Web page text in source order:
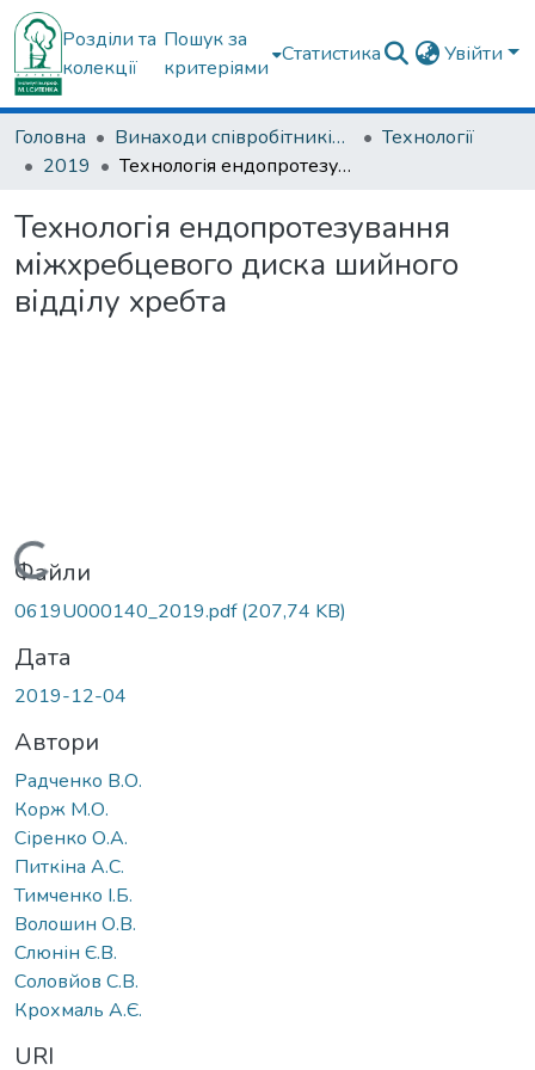
Розділи та
колекції
Пошук за
критеріями
Статистика Увійти
Головна Винаходи співробітників ДУ "ІПХС ім. проф. М.І. Ситенка"
Технології
2019
Технологія ендопротезування міжхребцевого диска шийного відділу хребта
Технологія ендопротезування
міжхребцевого диска шийного
відділу хребта
Вантажиться...
Файли
0619U000140_2019.pdf(207,74 KB)
Дата
2019-12-04
Автори
Радченко В.О.
Корж М.О.
Сіренко О.А.
Питкіна А.С.
Тимченко І.Б.
Волошин О.В.
Слюнін Є.В.
Соловйов С.В.
Крохмаль А.Є.
URI